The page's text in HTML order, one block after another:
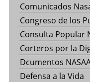
Comunicados
Congreso de los
Consulta Popular
Corteros por la
Dcumentos
Defensa a la Vida